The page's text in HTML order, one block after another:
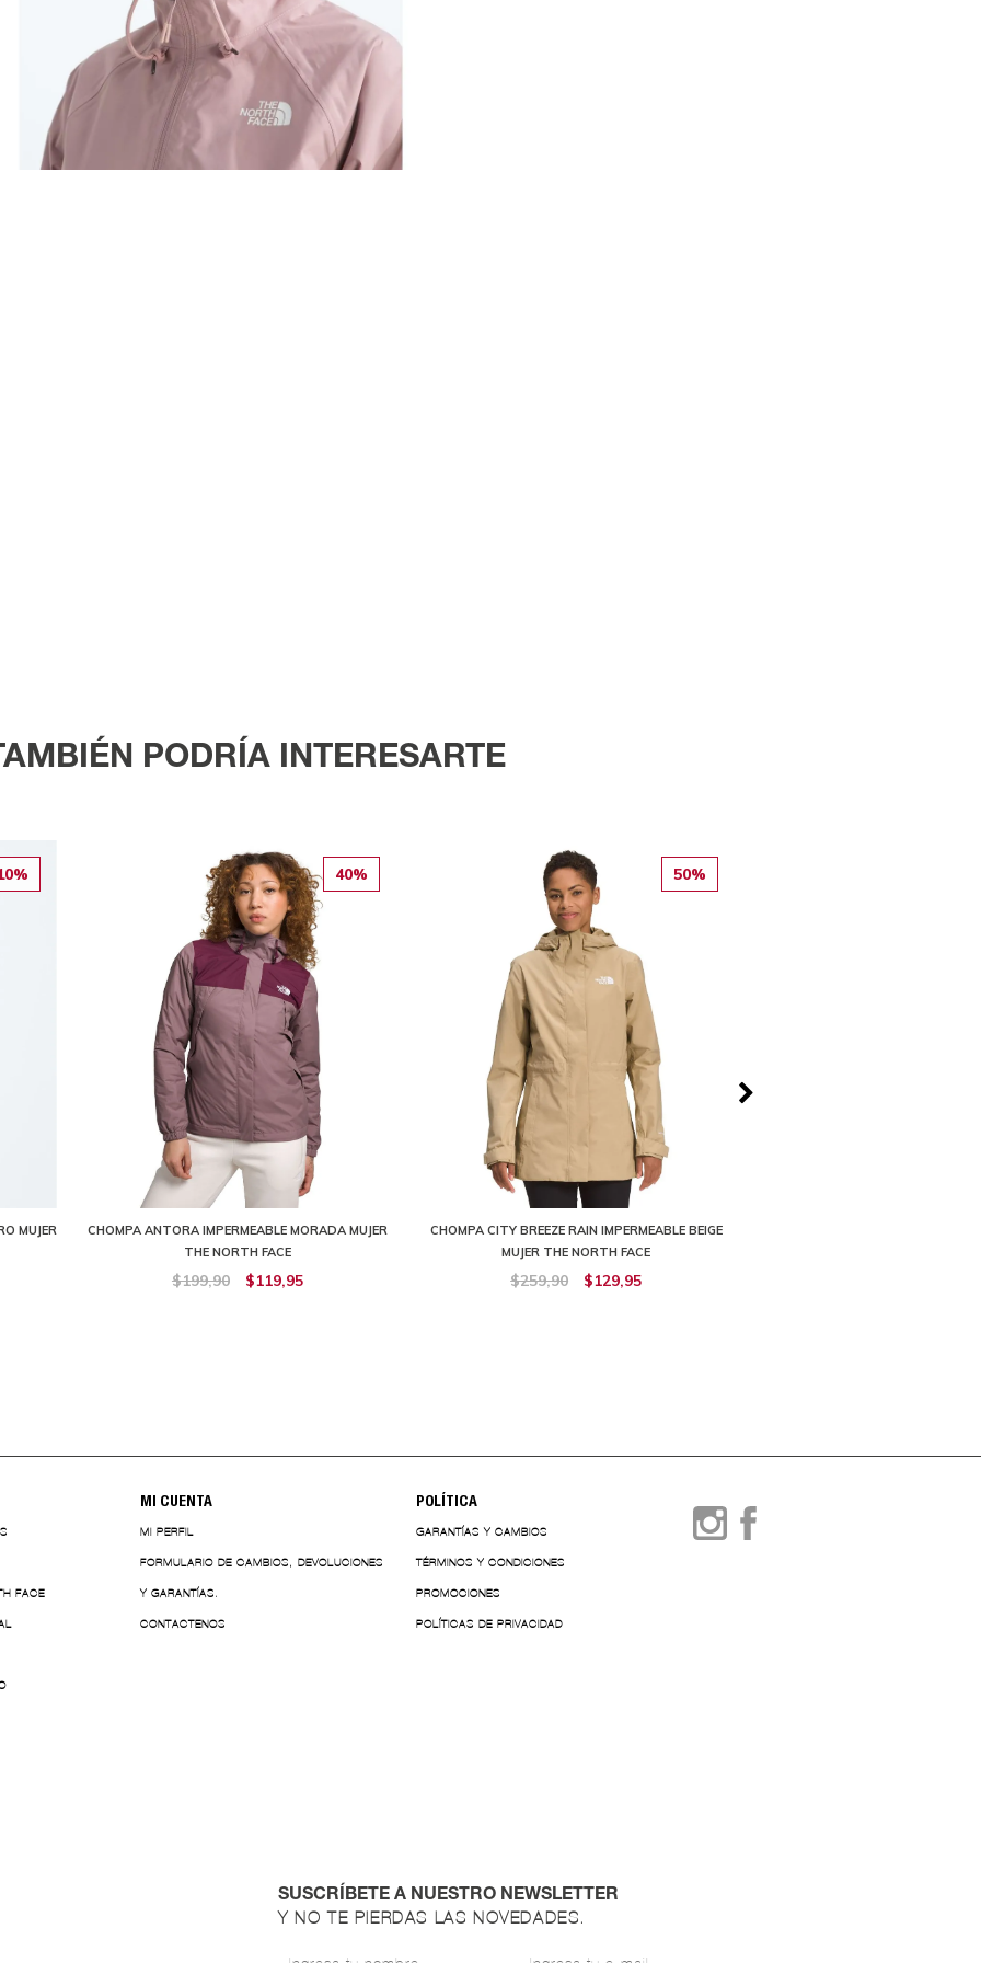
PODRÍA INTERESARTE
MUJER
40%
CHOMPA ANTORA IMPERMEABLE MORADA MUJER
THE NORTH FACE
$199,90 $119,95
50%
CHOMPA CITY BREEZE RAIN IMPERMEABLE BEIGE
MUJER THE NORTH FACE
$259,90 $129,95
FACE
MI CUENTA
MI PERFIL
FORMULARIO DE CAMBIOS, DEVOLUCIONES
Y GARANTÍAS.
CONTACTENOS
POLÍTICA
GARANTÍAS Y CAMBIOS
TÉRMINOS Y CONDICIONES
PROMOCIONES
POLÍTICAS DE PRIVACIDAD
SUSCRÍBETE A NUESTRO NEWSLETTER
Y NO TE PIERDAS LAS NOVEDADES.